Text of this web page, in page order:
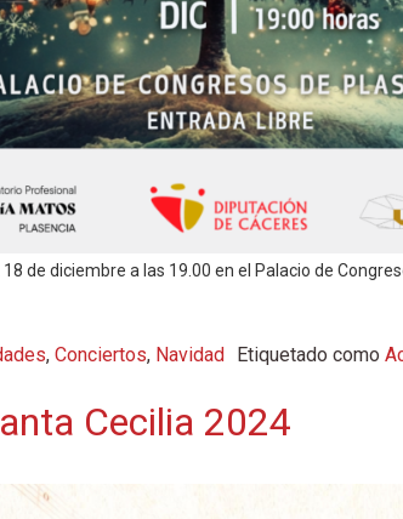
18 de diciembre a las 19.00 en el Palacio de
, Conciertos, Navidad Etiquetado como
Cecilia 2024